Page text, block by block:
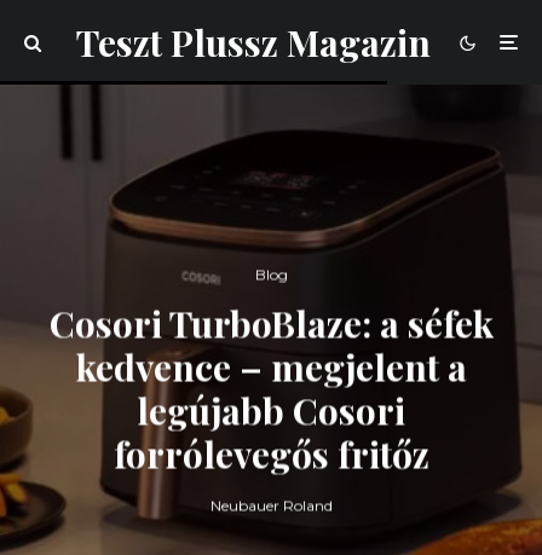
Teszt Plussz Magazin
Blog
Cosori TurboBlaze: a séfek
kedvence – megjelent a
legújabb Cosori
forrólevegős fritőz
Neubauer Roland